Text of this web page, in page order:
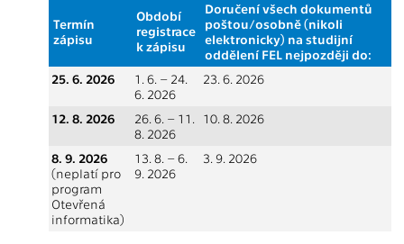
Termín
zápisu
Období
registrace
k zápisu
Doručení všech dokumentů
poštou/osobně (nikoli
elektronicky) na studijní
oddělení FEL nejpozději do:
25. 6. 2026
1. 6. – 24.
6. 2026
23. 6. 2026
12. 8. 2026
26. 6. – 11.
8. 2026
10. 8. 2026
8. 9. 2026
(neplatí pro
program
Otevřená
informatika)
13. 8. – 6.
9. 2026
3. 9. 2026